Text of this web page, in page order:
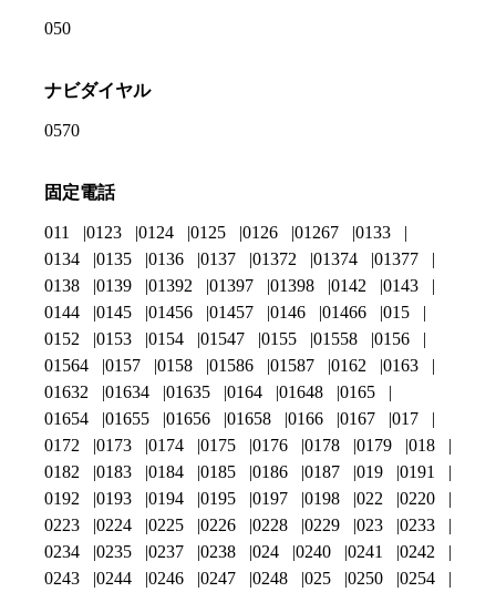
050
ナビダイヤル
0570
固定電話
011 0123 0124 0125 0126 01267
0133
0134
0135 0136 0137 01372 01374
01377
0138
0139 01392 01397 01398 0142
0143
0144
0145 01456 01457 0146 01466
015
0152
0153 0154 01547 0155 01558
0156
01564
0157 0158 01586 01587 0162
0163
01632
01634 01635 0164 01648
0165
01654
01655 01656 01658 0166 0167
017
0172
0173 0174 0175 0176 0178 0179
018
0182
0183 0184 0185 0186 0187 019
0191
0192
0193 0194 0195 0197 0198 022
0220
0223
0224 0225 0226 0228 0229 023
0233
0234
0235 0237 0238 024 0240 0241
0242
0243
0244 0246 0247 0248 025 0250 0254